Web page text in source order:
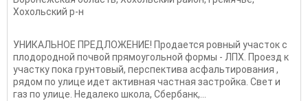
Хохольский р-н
УНИКАЛЬНОЕ ПРЕДЛОЖЕНИЕ! Продается ровный участок с
плодородной почвой прямоугольной формы - ЛПХ. Проезд к
участку пока грунтовый, перспектива асфальтирования ,
рядом по улице идет активная частная застройка. Свет и
газ по улице. Недалеко школа, Сбербанк,...